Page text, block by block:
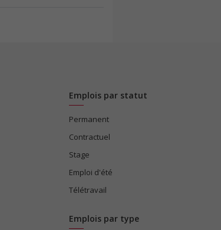
Emplois par statut
Permanent
Contractuel
Stage
Emploi d'été
Télétravail
Emplois par type